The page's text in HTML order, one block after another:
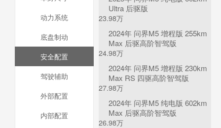
Ultra 后驱版
23.98万
2024年 问界M5 增程版 255km
Max 后驱高阶智驾版
24.98万
2024年 问界M5 增程版 230km
Max RS 四驱高阶智驾版
27.98万
2024年 问界M5 纯电版 602km
Max 后驱高阶智驾版
26.98万
动力系统
底盘制动
安全配置
驾驶辅助
外部配置
内部配置